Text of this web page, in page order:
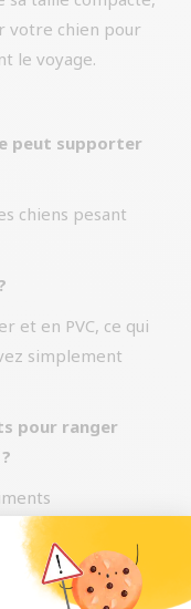
votre chien pour
le voyage.
peut supporter
chiens pesant
et en PVC, ce qui
simplement
pour ranger
essentiels de
friandises et des